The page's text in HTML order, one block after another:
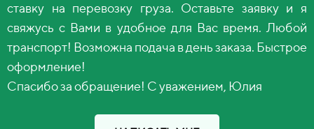
ставку на перевозку груза. Оставьте заявку и я
свяжусь с Вами в удобное для Вас время. Любой
транспорт! Возможна подача в день заказа. Быстрое
оформление!
Спасибо за обращение! С уважением, Юлия